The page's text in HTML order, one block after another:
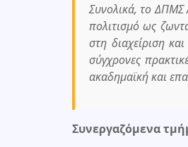
Συνολικά, το ΔΠΜΣ
πολιτισμό ως
στη διαχείριση
σύγχρονες
ακαδημαϊκή και
Συνεργαζόμενα